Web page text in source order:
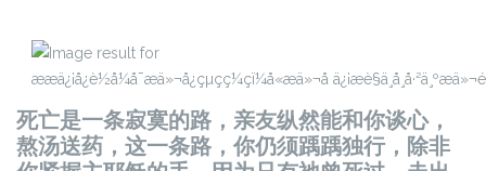
死亡是一条寂寞的路，亲友纵然能和你谈心，
熬汤送药，这一条路，你仍须踽踽独行，除非